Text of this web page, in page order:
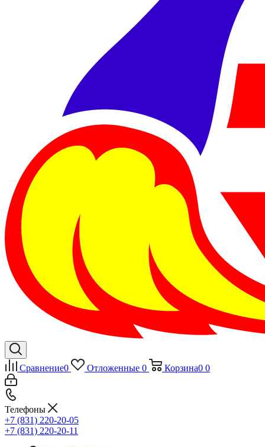
Сравнение0 Отложенные 0 Корзина0 0
Телефоны
+7 (831) 220-20-05
+7 (831) 220-20-11